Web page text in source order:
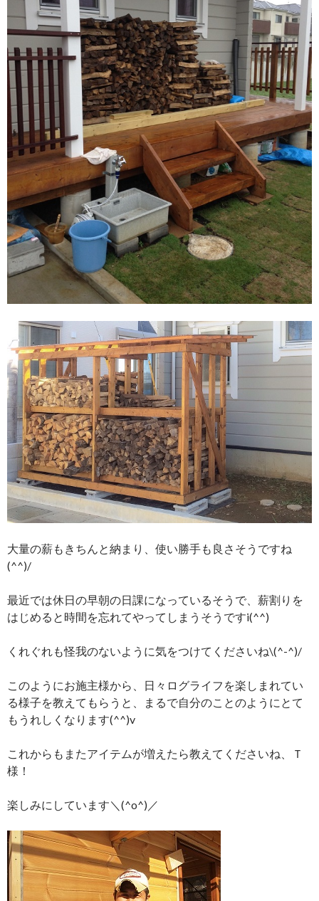
大量の薪もきちんと納まり、使い勝手も良さそうですね
(^^)/
最近では休日の早朝の日課になっているそうで、薪割りを
はじめると時間を忘れてやってしまうそうですi(^^)
くれぐれも怪我のないように気をつけてくださいね\(^-^)/
このようにお施主様から、日々ログライフを楽しまれてい
る様子を教えてもらうと、まるで自分のことのようにとて
もうれしくなります(^^)v
これからもまたアイテムが増えたら教えてくださいね、Ｔ
様！
楽しみにしています＼(^o^)／